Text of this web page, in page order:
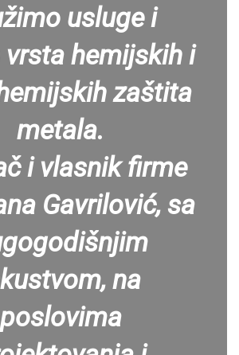
usluge i
hemijskih i
zaštita
metala.
i vlasnik firme
Gavrilović, sa
na
poslovima